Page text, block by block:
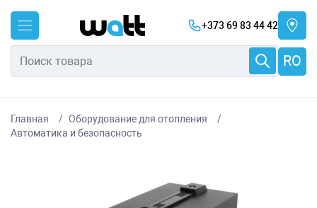
+373 69 83 44 42
RO
Главная
Оборудование для отопления
Автоматика и безопасность